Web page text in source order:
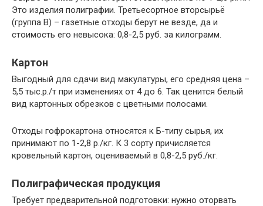
Это изделия полиграфии. Третьесортное вторсырьё
(группа В) – газетные отходы берут не везде, да и
стоимость его невысока: 0,8-2,5 руб. за килограмм.
Картон
Выгодный для сдачи вид макулатуры, его средняя цена –
5,5 тыс.р./т при изменениях от 4 до 6. Так ценится белый
вид картонных обрезков с цветными полосами.
Отходы гофрокартона относятся к Б-типу сырья, их
принимают по 1-2,8 р./кг. К 3 сорту причисляется
кровельный картон, оцениваемый в 0,8-2,5 руб./кг.
Полиграфическая продукция
Требует предварительной подготовки: нужно оторвать